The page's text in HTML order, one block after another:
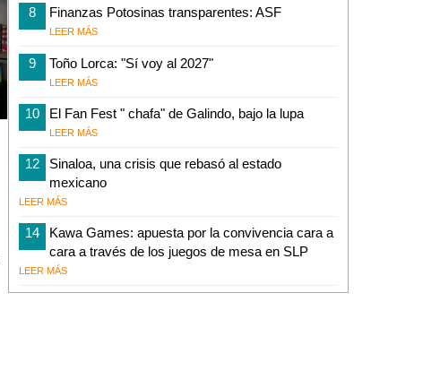
8 Finanzas Potosinas transparentes: ASF
LEER MÁS
9 Toño Lorca: "Sí voy al 2027"
LEER MÁS
10 El Fan Fest " chafa" de Galindo, bajo la lupa
LEER MÁS
12
Sinaloa, una crisis que rebasó al estado
mexicano
LEER MÁS
14
Kawa Games: apuesta por la convivencia cara a
cara a través de los juegos de mesa en SLP
LEER MÁS